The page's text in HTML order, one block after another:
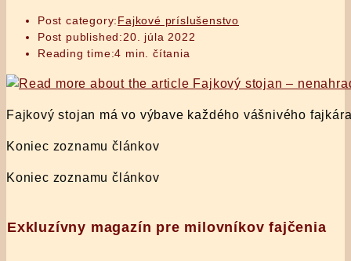
Post category:Fajkové príslušenstvo
Post published:20. júla 2022
Reading time:4 min. čítania
Fajkový stojan má vo výbave každého vášnivého
Koniec zoznamu článkov
Koniec zoznamu článkov
Exkluzívny magazín pre milovníkov fajčenia